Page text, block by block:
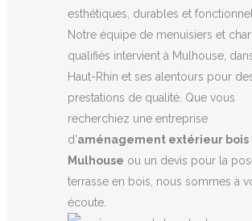
esthétiques, durables et
Notre équipe de menuisiers et
qualifiés intervient à Mulhouse,
Haut-Rhin et ses alentours pour
prestations de qualité. Que vous
recherchiez une entreprise
d’aménagement extérieur bois
Mulhouse ou un devis pour la
terrasse en bois, nous sommes à
écoute.